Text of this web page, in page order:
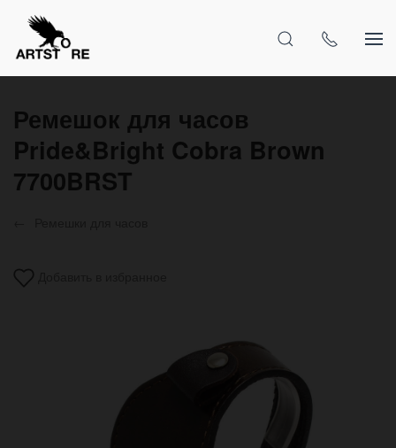
Ремешок для часов
Pride&Bright Cobra Brown
7700BRST